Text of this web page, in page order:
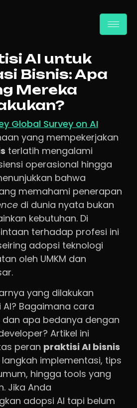
AI untuk
Bisnis: Apa
Mereka
Global Survey on AI
yang mempekerjakan
terlatih mengalami
operasional hingga
bahwa
memahami penerapan
di dunia nyata bukan
kebutuhan. Di
terhadap profesi ini
adopsi teknologi
oleh UMKM dan
yang dilakukan
Bagaimana cara
dan apa bedanya dengan
Artikel ini
peran praktisi AI bisnis
implementasi, tips
hingga tools yang
Jika Anda
adopsi AI tapi belum